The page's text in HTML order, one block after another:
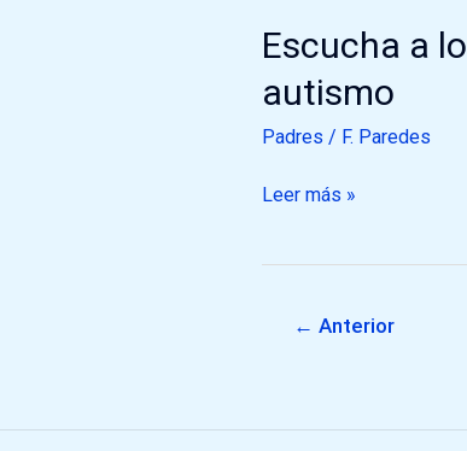
Escucha a
autismo
Padres / F. Paredes
Leer más »
← Anterior